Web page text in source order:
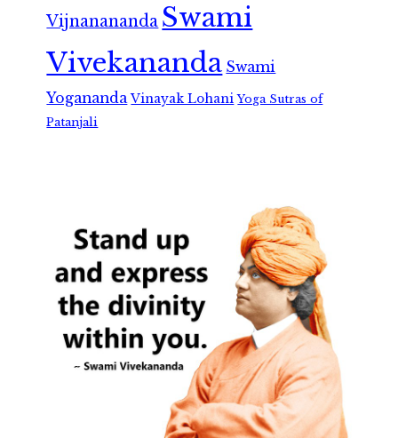
Vijnanananda Swami
Vivekananda Swami
Yogananda Vinayak Lohani Yoga Sutras of
Patanjali